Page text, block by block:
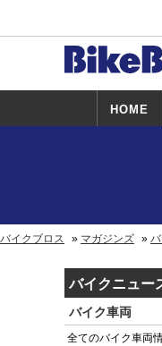
HOME
バイクブロス マガジンズ
バイクニュー
バイク車両
全てのバイク車両